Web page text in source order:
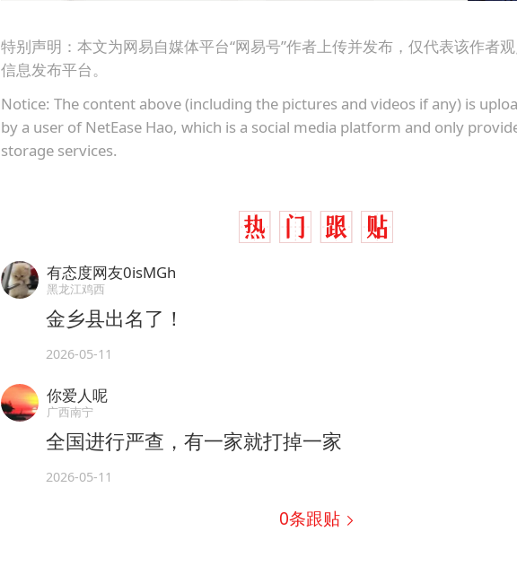
特别声明：本文为网易自媒体平台“网易号”作者上传并发布，仅代表该作者
信息发布平台。
Notice: The content above (including the pictures and videos if any) is
by a user of NetEase Hao, which is a social media platform and only
storage services.
有态度网友0isMGh
黑龙江鸡西
金乡县出名了！
2026-05-11
你爱人呢
广西南宁
全国进行严查，有一家就打掉一家
2026-05-11
0条跟贴